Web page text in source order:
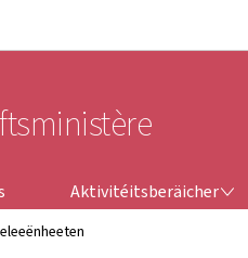
Aktivitéitsberäicher
AKTIVITÉITSBERÄICHER